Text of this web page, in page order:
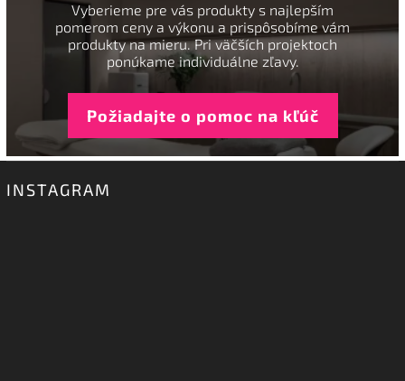
Vyberieme pre vás produkty s najlepším
pomerom ceny a výkonu a prispôsobíme vám
produkty na mieru. Pri väčších projektoch
ponúkame individuálne zľavy.
Požiadajte o pomoc na kľúč
INSTAGRAM